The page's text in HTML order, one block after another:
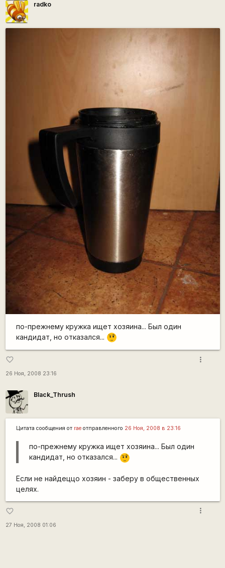
radko
по-прежнему кружка ищет хозяина... Был один
кандидат, но отказался... ???
favorite_border
26 Ноя, 2008 23:16
more_vert
Black_Thrush
Цитата сообщения от raeотправленного 26 Ноя, 2008 в 23:16
по-прежнему кружка ищет хозяина... Был один
кандидат, но отказался... ???
Если не найдеццо хозяин - заберу в общественных
целях.
favorite_border
27 Ноя, 2008 01:06
more_vert